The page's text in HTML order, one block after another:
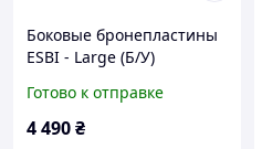
Боковые бронепластины
ESBI - Large (Б/У)
Готово к отправке
4 490₴